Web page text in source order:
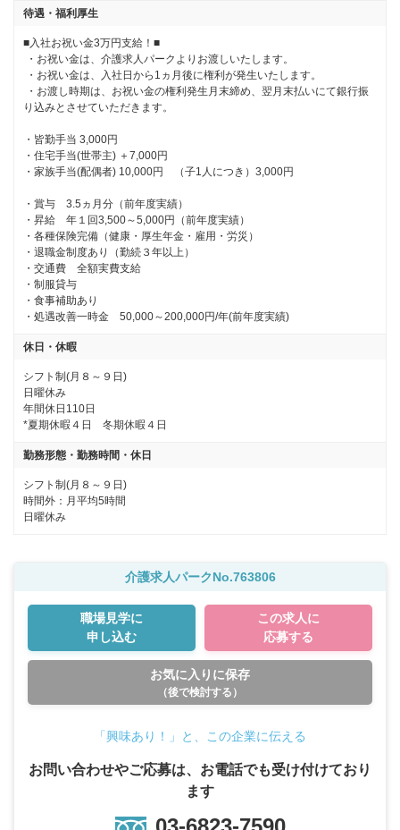
待遇・福利厚生
■入社お祝い金3万円支給！■
り込みとさせていただきます。
・皆勤手当 3,000円
・住宅手当(世帯主) ＋7,000円
・家族手当(配偶者) 10,000円　（子1人につき）3,000円
・賞与　3.5ヵ月分（前年度実績）
・昇給　年１回3,500～5,000円（前年度実績）
・各種保険完備（健康・厚生年金・雇用・労災）
・退職金制度あり（勤続３年以上）
・交通費　全額実費支給
・制服貸与
・食事補助あり
・処遇改善一時金　50,000～200,000円/年(前年度実績)
休日・休暇
シフト制(月８～９日)
日曜休み
年間休日110日
*夏期休暇４日　冬期休暇４日
勤務形態・勤務時間・休日
時間外：月平均5時間
日曜休み
介護求人パークNo.763806
職場見学に
申し込む
この求人に
応募する
お気に入りに保存
（後で検討する）
「興味あり！」と、この企業に伝える
お問い合わせやご応募は、お電話でも受け付けており
ます